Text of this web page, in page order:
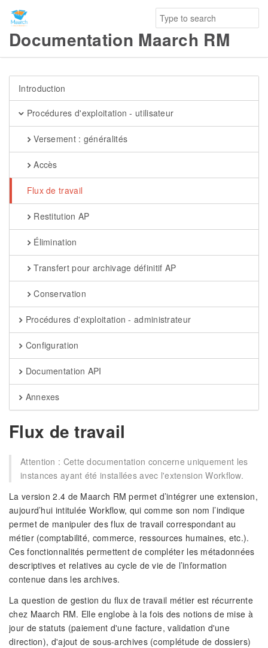
Documentation Maarch RM
Introduction
Procédures d'exploitation - utilisateur
Versement : généralités
Accès
Flux de travail
Restitution AP
Élimination
Transfert pour archivage définitif AP
Conservation
Procédures d'exploitation - administrateur
Configuration
Documentation API
Annexes
Flux de travail
Attention : Cette documentation concerne uniquement les
instances ayant été installées avec l'extension Workflow.
La version 2.4 de Maarch RM permet d’intégrer une extension,
aujourd’hui intitulée Workflow, qui comme son nom l’indique
permet de manipuler des flux de travail correspondant au
métier (comptabilité, commerce, ressources humaines, etc.).
Ces fonctionnalités permettent de compléter les métadonnées
descriptives et relatives au cycle de vie de l’information
contenue dans les archives.
La question de gestion du flux de travail métier est récurrente
chez Maarch RM. Elle englobe à la fois des notions de mise à
jour de statuts (paiement d'une facture, validation d'une
direction), d'ajout de sous-archives (complétude de dossiers)